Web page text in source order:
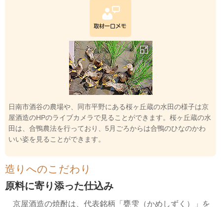
日南市酒谷の農場や、同市平野にある桜ヶ丘蔵の水田の様子は京
屋酒造のHPのライブカメラで見ることができます。桜ヶ丘蔵の水
田は、合鴨農法を行っており、5月ごろからは合鴨のひなのかわ
いい姿を見ることができます。
造りへのこだわり
原料に寄り添った仕込み
京屋酒造の焼酎は、代表銘柄「甕雫（かめしずく）」を